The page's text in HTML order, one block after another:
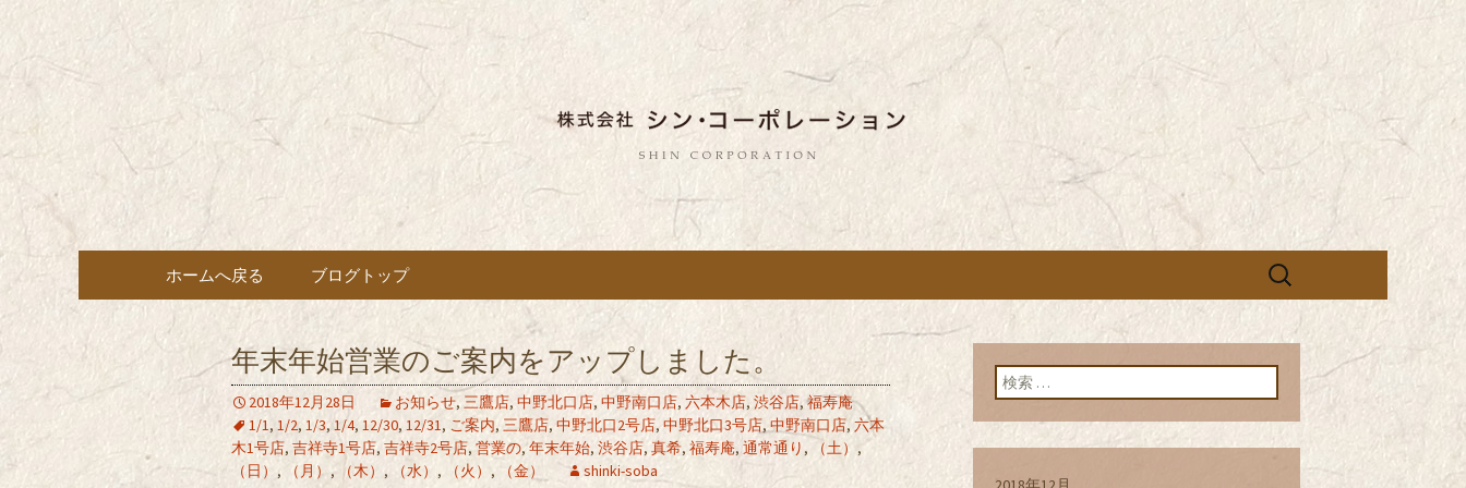
都内に5店舗展開している蕎麦のお店「真
希（しんき）」を運営する「株式会社シ
ン・コーポレーション」のブログ
東京都内に5店舗ある美味しい蕎麦のお店「真希（しんき）」と運営の「株式会社シン・コーポレーシ
ョン」の新着情報はこちら。店舗によって24時間営業、宴会なども承っております。季節のメニュー
も豊富にご用意。
コンテンツへ移動
ホームへ戻る ブログトップ
検
年末年始営業のご案内をアップしました。
2018年12月28日 お知らせ, 三鷹店, 中野北口店, 中野南口店, 六本木店, 渋谷店,福寿庵
1/1, 1/2, 1/3,1/4, 12/30, 12/31, ご案内, 三鷹店, 中野北口2号店, 中野北口3号店, 中野南口店, 六本
木1号店, 吉祥寺1号店, 吉祥寺2号店, 営業の,年末年始, 渋谷店, 真希, 福寿庵, 通常通り , （土） ,
（日） , （月） , （木） , （水） , （火） , （金） shinki-soba
検索: